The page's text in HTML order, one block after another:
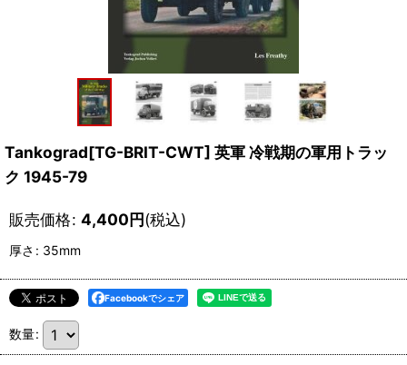
Tankograd[TG-BRIT-CWT] 英軍 冷戦期の軍用トラッ
ク 1945-79
販売価格: 4,400円(税込)
厚さ : 35mm
Facebookでシェア
数量: